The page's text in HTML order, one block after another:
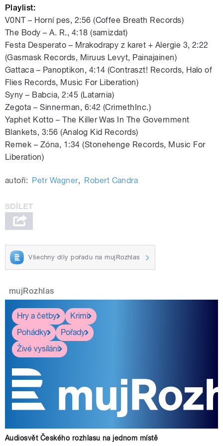
Playlist:
V0NT – Horní pes, 2:56 (Coffee Breath Records)
The Body – A. R., 4:18 (samizdat)
Festa Desperato – Mrakodrapy z karet + Alergie 3, 2:22
(Gasmask Records, Miruus Levyt, Painajainen)
Gattaca – Panoptikon, 4:14 (Contraszt! Records, Halo of
Flies Records, Music For Liberation)
Syny – Babcia, 2:45 (Latarnia)
Zegota – Sinnerman, 6:42 (CrimethInc.)
Yaphet Kotto – The Killer Was In The Government
Blankets, 3:56 (Analog Kid Records)
Remek – Zóna, 1:34 (Stonehenge Records, Music For
Liberation)
autoři: Petr Wagner, Robert Candra
Všechny díly pořadu na mujRozhlas
mujRozhlas
Hry a četby
Krimi
Pohádky
Pořady
Živé vysílání
Audiosvět Českého rozhlasu na jednom místě